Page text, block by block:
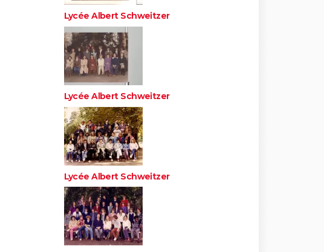
Lycée Albert Schweitzer
Lycée Albert Schweitzer
Lycée Albert Schweitzer